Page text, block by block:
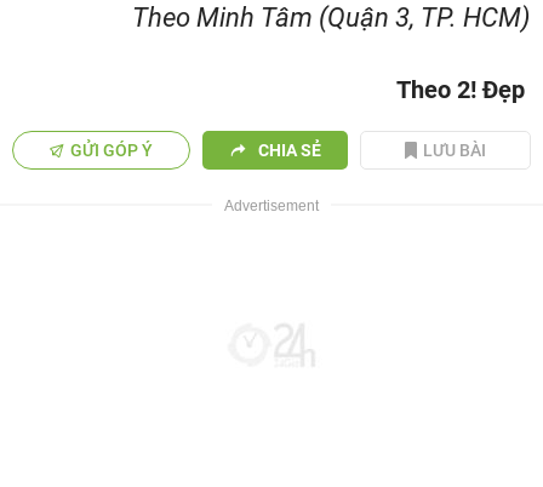
Theo Minh Tâm (Quận 3, TP. HCM)
Theo 2! Đẹp
GỬI GÓP Ý CHIA SẺ LƯU BÀI